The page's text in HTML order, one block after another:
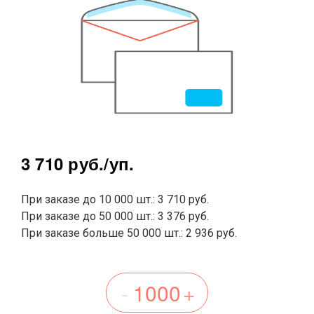
3 710 руб./уп.
При заказе до 10 000 шт.: 3 710 руб.
При заказе до 50 000 шт.: 3 376 руб.
При заказе больше 50 000 шт.: 2 936 руб.